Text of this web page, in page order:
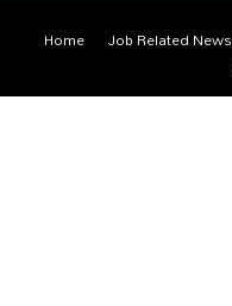
Home Job Related News